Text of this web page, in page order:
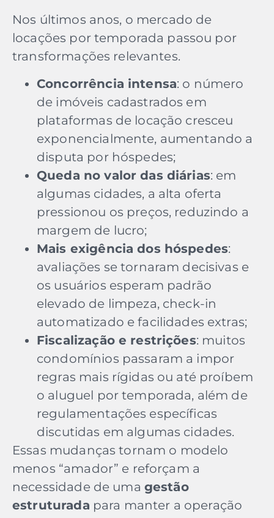
Nos últimos anos, o mercado de
locações por temporada passou por
transformações relevantes.
Concorrência intensa: o número
de imóveis cadastrados em
plataformas de locação cresceu
exponencialmente, aumentando a
disputa por hóspedes;
Queda no valor das diárias: em
algumas cidades, a alta oferta
pressionou os preços, reduzindo a
margem de lucro;
Mais exigência dos hóspedes:
avaliações se tornaram decisivas e
os usuários esperam padrão
elevado de limpeza, check-in
automatizado e facilidades extras;
Fiscalização e restrições: muitos
condomínios passaram a impor
regras mais rígidas ou até proíbem
o aluguel por temporada, além de
regulamentações específicas
discutidas em algumas cidades.
Essas mudanças tornam o modelo
menos “amador” e reforçam a
necessidade de uma gestão
estruturada para manter a operação